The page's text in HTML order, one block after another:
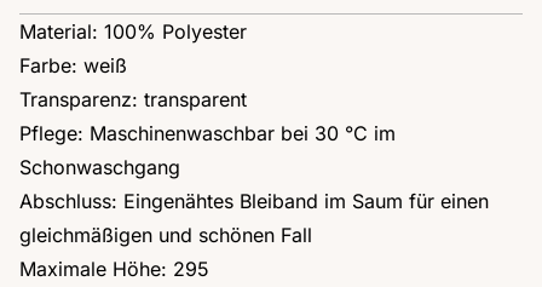
Material: 100% Polyester
Farbe: weiß
Transparenz: transparent
Pflege: Maschinenwaschbar bei 30 °C im
Schonwaschgang
Abschluss: Eingenähtes Bleiband im Saum für einen
gleichmäßigen und schönen Fall
Maximale Höhe: 295